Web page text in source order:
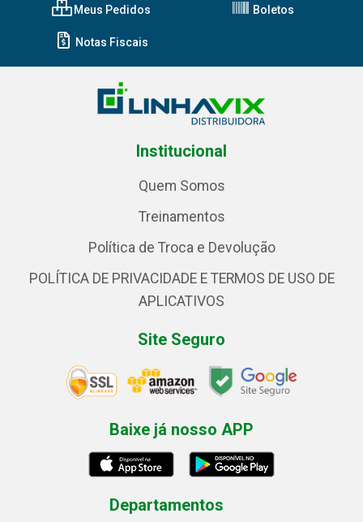
Meus Pedidos Boletos
Notas Fiscais
Institucional
Quem Somos
Treinamentos
Política de Troca e Devolução
POLÍTICA DE PRIVACIDADE E TERMOS DE USO DE
APLICATIVOS
Site Seguro
Baixe já nosso APP
Departamentos